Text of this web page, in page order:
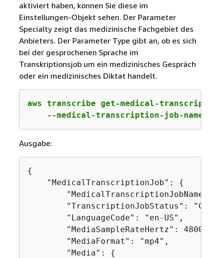
aktiviert haben, können Sie diese im
Einstellungen-Objekt sehen. Der Parameter
Specialty zeigt das medizinische Fachgebiet des
Anbieters. Der Parameter Type gibt an, ob es sich
bei der gesprochenen Sprache im
Transkriptionsjob um ein medizinisches Gespräch
oder ein medizinisches Diktat handelt.
aws transcribe get-medical-
    --medical-transcription-job-name
Ausgabe:
{
    "MedicalTranscriptionJob":
{
"TranscriptionJobStatus":
        "LanguageCode": "en-US",
        "MediaSampleRateHertz": 48000,
        "MediaFormat": "mp4",
        "Media":
{